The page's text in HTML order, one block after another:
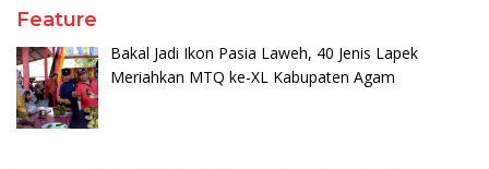
Feature
Bakal Jadi Ikon Pasia Laweh, 40 Jenis Lapek
Meriahkan MTQ ke-XL Kabupaten Agam